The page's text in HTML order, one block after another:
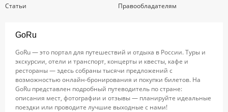
Статьи
Правообладателям
GoRu
GoRu — это портал для путешествий и отдыха в России. Туры и
экскурсии, отели и транспорт, концерты и квесты, кафе и
рестораны — здесь собраны тысячи предложений с
возможностью онлайн-бронирования и покупки билетов. На
GoRu представлен подробный путеводитель по стране:
описания мест, фотографии и отзывы — планируйте идеальные
поездки или проводите лучшие выходные с нами!